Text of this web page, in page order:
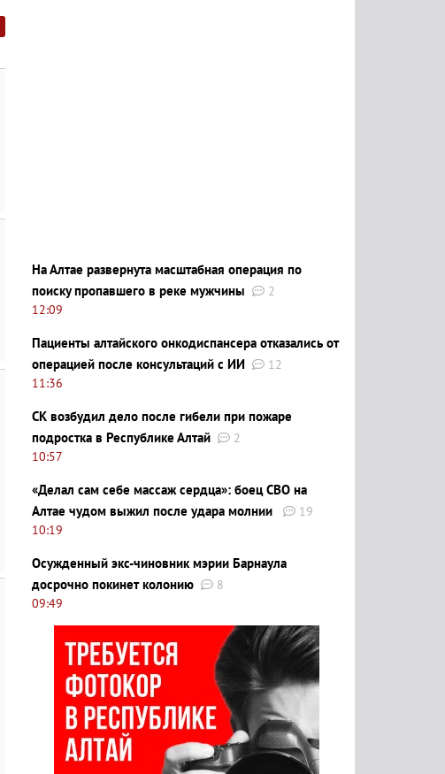
На Алтае развернута масштабная операция по
поиску пропавшего в реке мужчины
2
12:09
Пациенты алтайского онкодиспансера отказались от
операцией после консультаций с ИИ
12
11:36
СК возбудил дело после гибели при пожаре
подростка в Республике Алтай
2
10:57
«Делал сам себе массаж сердца»: боец СВО на
Алтае чудом выжил после удара молнии
19
10:19
Осужденный экс-чиновник мэрии Барнаула
досрочно покинет колонию
8
09:49